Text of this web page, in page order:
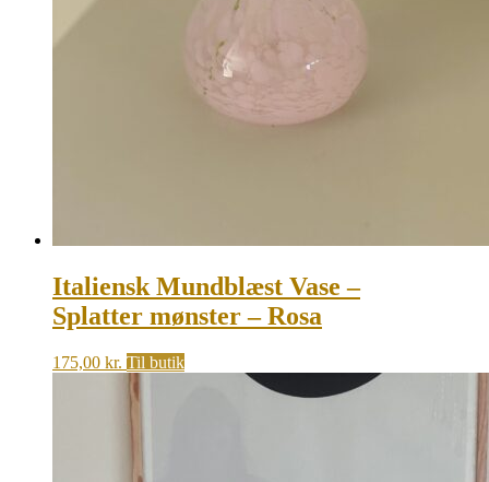
Italiensk Mundblæst Vase –
Splatter mønster – Rosa
175,00 kr. Til butik